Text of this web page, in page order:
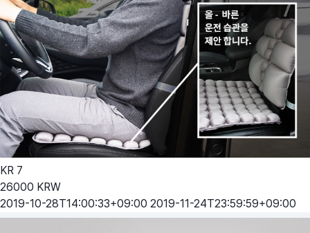
KR 7
26000 KRW
2019-10-28T14:00:33+09:00 2019-11-24T23:59:59+09:00